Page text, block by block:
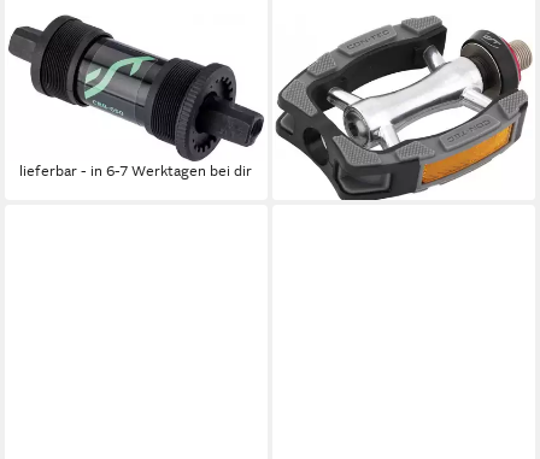
CONTEC
Fahrradpedale CT
INNENLAGER CBB-050 126
lieferbar - in 6-7 Werktagen bei dir
CONTEC
Plattformpedale Contec Pedal
CPI-038 QR Tour/Trekking
Industriegelagert
ab 61,65 €
lieferbar - in 6-7 Werktagen bei dir